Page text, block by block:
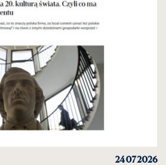
24 07 2026